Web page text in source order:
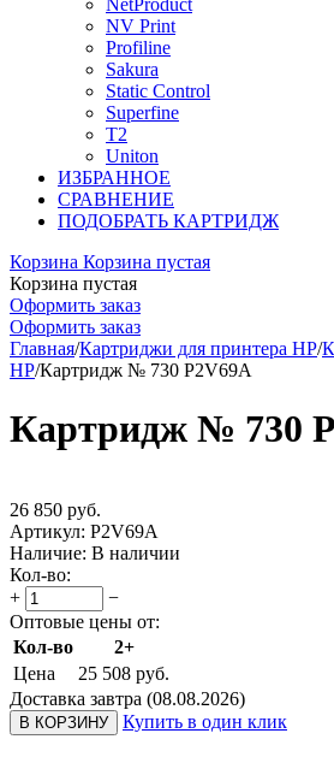
NetProduct
NV Print
Profiline
Sakura
Static Control
Superfine
T2
Uniton
ИЗБРАННОЕ
СРАВНЕНИЕ
ПОДОБРАТЬ КАРТРИДЖ
Корзина Корзина пустая
Корзина пустая
Оформить заказ
Оформить заказ
Главная/Картриджи для принтера HP/
HP/Картридж № 730 P2V69A
Картридж № 730
26 850 руб.
Артикул: P2V69A
Наличие: В наличии
Кол-во:
+
−
Оптовые цены от:
Кол-во
2+
Цена
25 508 руб.
Доставка завтра (08.08.2026)
В КОРЗИНУ Купить в один клик